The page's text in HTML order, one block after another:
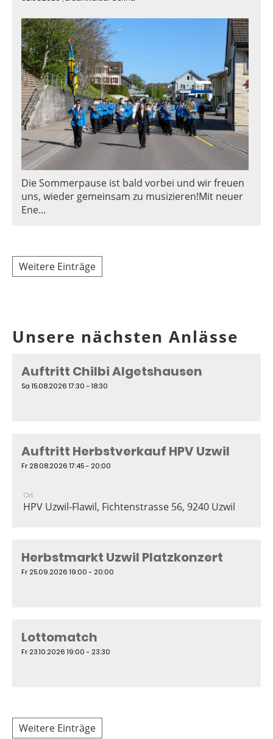
Die Sommerpause ist bald vorbei und wir freuen
uns, wieder gemeinsam zu musizieren!Mit neuer
Ene...
Weitere Einträge
Unsere nächsten Anlässe
Auftritt Chilbi Algetshausen
Sa 15.08.2026 17:30 - 18:30
Auftritt Herbstverkauf HPV Uzwil
Fr 28.08.2026 17:45 - 20:00
Ort
HPV Uzwil-Flawil, Fichtenstrasse 56, 9240 Uzwil
Herbstmarkt Uzwil Platzkonzert
Fr 25.09.2026 19:00 - 20:00
Lottomatch
Fr 23.10.2026 19:00 - 23:30
Weitere Einträge